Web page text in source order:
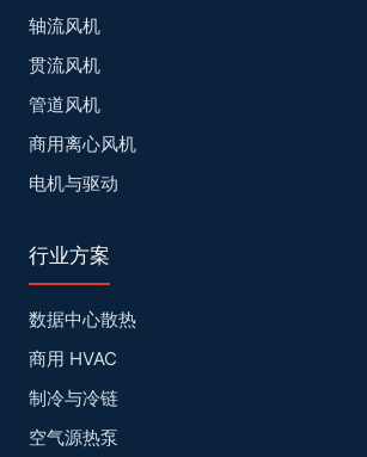
轴流风机
贯流风机
管道风机
商用离心风机
电机与驱动
行业方案
数据中心散热
商用 HVAC
制冷与冷链
空气源热泵